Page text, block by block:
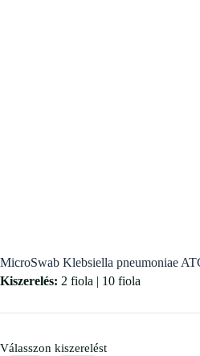
MicroSwab Klebsiella pneumoniae
Kiszerelés: 2 fiola | 10 fiola
Válasszon kiszerelést